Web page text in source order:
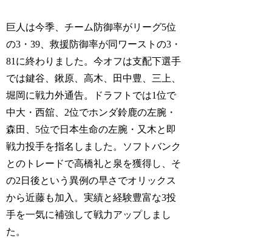
巨人は今季、チーム防御率がリーグ5位
の3・39、救援防御率が同ワーストの3・
81に終わりました。今オフは支配下選手
では鍵谷、鍬原、高木、田中豊、三上、
堀岡に戦力外通告。ドラフトでは1位で
中大・西舘、2位でホンダ鈴鹿の左腕・
森田、5位で日本生命の左腕・又木と即
戦力投手を指名しました。ソフトバンク
とのトレードで高橋礼と泉を獲得し、そ
の2日後という異例の早さでオリックス
から近藤も加入。実績と経験豊富な3投
手を一気に補強して戦力アップしまし
た。